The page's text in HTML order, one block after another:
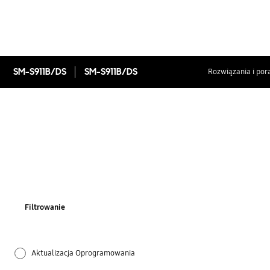
SM-S911B/DS SM-S911B/DS Rozwiązania i
Filtrowanie
Aktualizacja Oprogramowania